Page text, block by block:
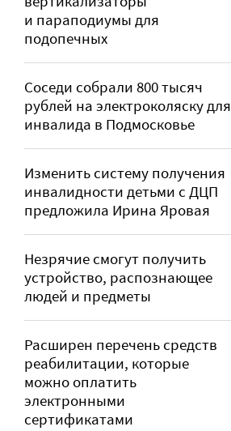
и параподиумы для
подопечных
Соседи собрали 800 тысяч
рублей на электроколяску для
инвалида в Подмосковье
Изменить систему получения
инвалидности детьми с ДЦП
предложила Ирина Яровая
Незрячие смогут получить
устройство, распознающее
людей и предметы
Расширен перечень средств
реабилитации, которые
можно оплатить
электронными
сертификатами